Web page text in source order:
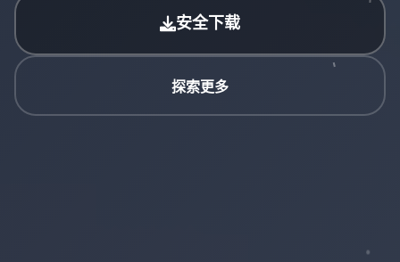
安全下载
探索更多